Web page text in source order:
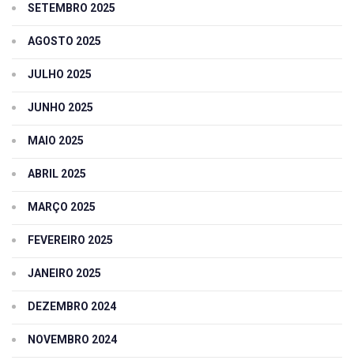
SETEMBRO 2025
AGOSTO 2025
JULHO 2025
JUNHO 2025
MAIO 2025
ABRIL 2025
MARÇO 2025
FEVEREIRO 2025
JANEIRO 2025
DEZEMBRO 2024
NOVEMBRO 2024